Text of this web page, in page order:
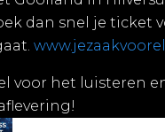
dan snel je ticket
voor het luisteren